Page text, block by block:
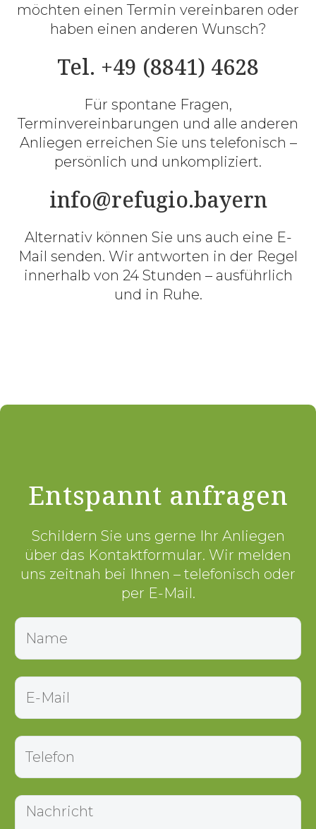
möchten einen Termin vereinbaren oder
haben einen anderen Wunsch?
Tel. +49 (8841) 4628
Für spontane Fragen,
Terminvereinbarungen und alle anderen
Anliegen erreichen Sie uns telefonisch –
persönlich und unkompliziert.
info@refugio.bayern
Alternativ können Sie uns auch eine E-
Mail senden. Wir antworten in der Regel
innerhalb von 24 Stunden – ausführlich
und in Ruhe.
Entspannt anfragen
Schildern Sie uns gerne Ihr Anliegen
über das Kontaktformular. Wir melden
uns zeitnah bei Ihnen – telefonisch oder
per E-Mail.